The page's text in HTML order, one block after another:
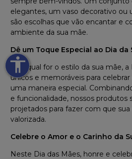
elegantes, um vaso decorativo ou
são escolhas que vão encantar e
ambiente da sua mãe.
Dê um Toque Especial ao Dia da
Seja qual for o estilo da sua mãe,
únicos e memoráveis para
uma maneira especial.
e funcionalidade, nossos produtos
projetados para fazer com que
valorizada.
Celebre o Amor e o Carinho da
Neste Dia das Mães, honre e
accessibility